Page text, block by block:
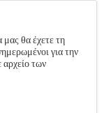
θα έχετε τη
για την
των